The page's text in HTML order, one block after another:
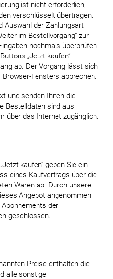
ist nicht erforderlich,
verschlüsselt übertragen.
Auswahl der Zahlungsart
im Bestellvorgang“ zur
nochmals überprüfen
„Jetzt kaufen“
ab. Der Vorgang lässt sich
Fensters abbrechen.
und senden Ihnen die
Bestelldaten sind aus
über das Internet zugänglich.
kaufen“ geben Sie ein
eines Kaufvertrags über die
Waren ab. Durch unsere
Angebot angenommen
der
geschlossen.
Preise enthalten die
alle sonstige